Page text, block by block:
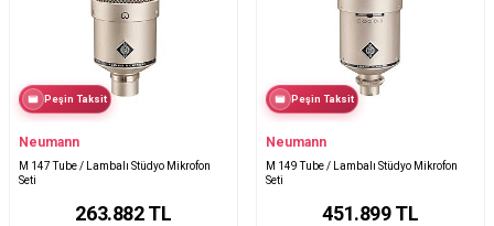
Peşin Taksit
Neumann
M 147 Tube / Lambalı Stüdyo Mikrofon
Seti
263.882TL
Peşin Taksit
Neumann
M 149 Tube / Lambalı Stüdyo Mikrofon
Seti
451.899TL